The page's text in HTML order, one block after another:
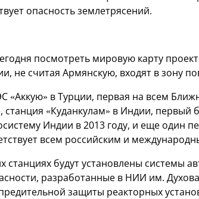
опасность землетрясений.
посмотреть мировую карту
не считая Армянскую, входят в зону
«Аккую» в Турции, первая на всем
станция «Куданкулам» в Индии,
Индии в 2013 году, и еще один
всем российским и
станциях будут установлены системы
разработанные в НИИ им.
защиты реакторных